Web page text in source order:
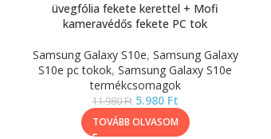
üvegfólia fekete kerettel + Mofi
kameravédős fekete PC tok
Samsung Galaxy S10e, Samsung Galaxy
S10e pc tokok, Samsung Galaxy S10e
termékcsomagok
11.980Ft 5.980 Ft
TOVÁBB OLVASOM